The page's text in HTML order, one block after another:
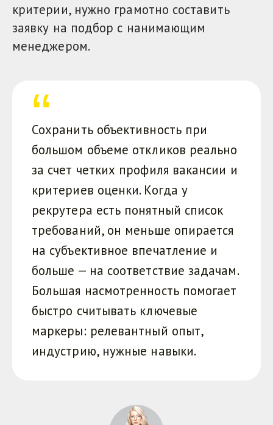
критерии, нужно грамотно составить
заявку на подбор с нанимающим
менеджером.
Сохранить объективность при
большом объеме откликов реально
за счет четких профиля вакансии и
критериев оценки. Когда у
рекрутера есть понятный список
требований, он меньше опирается
на субъективное впечатление и
больше — на соответствие задачам.
Большая насмотренность помогает
быстро считывать ключевые
маркеры: релевантный опыт,
индустрию, нужные навыки.